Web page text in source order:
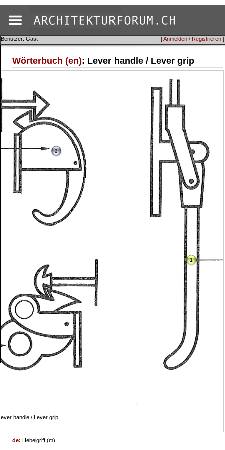
[Anmelden / Registrieren ]
Benutzer: Gast
Wörterbuch (en): Lever handle / Lever grip
1
handle / Lever grip
2
de: Hebelgriff (m)